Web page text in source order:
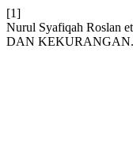
[1]
Nurul Syafiqah
DAN KEKURANGAN.